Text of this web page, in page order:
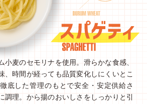
小麦のセモリナを使用。滑らかな食感、
、時間が経っても品質変化しにくいとこ
底した管理のもとで安全・安定供給さ
調理。から揚のおいしさをしっかりと引